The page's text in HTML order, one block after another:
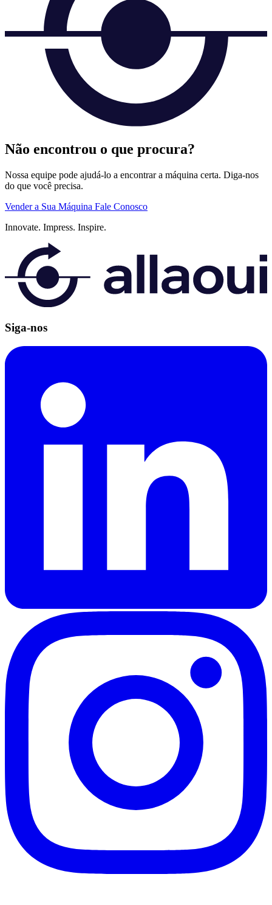
Não encontrou o que procura?
Nossa equipe pode ajudá-lo a encontrar a máquina certa. Diga-nos
do que você precisa.
Vender a Sua Máquina Fale Conosco
Innovate. Impress. Inspire.
Siga-nos